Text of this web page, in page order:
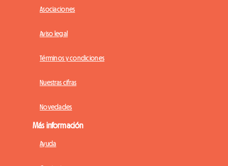
Asociaciones
Aviso legal
Términos y condiciones
Nuestras cifras
Novedades
Más información
Ayuda